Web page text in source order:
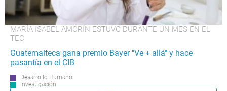
MARÍA ISABEL AMORÍN ESTUVO DURANTE UN MES EN EL
TEC
Guatemalteca gana premio Bayer "Ve + allá" y hace
pasantía en el CIB
Desarrollo Humano
Investigación